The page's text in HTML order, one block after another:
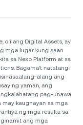
o ilang Digital Assets, ay
mga lugar kung saan
sa Nexo Platform at sa
Bagama't natatangi
alang ang
ng yaman, ang
pag-unawa
may kaugnayan sa mga
ng mga resulta sa
ginamit ang mga